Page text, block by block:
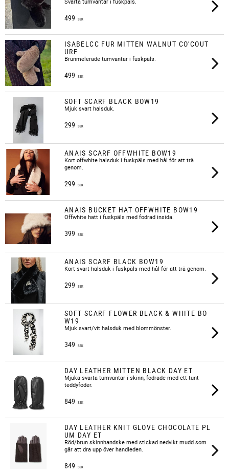
499 SEK
ISABELCC FUR MITTEN WALNUT CO'COUT
URE
Brunmelerade tumvantar i fuskpäls.
499 SEK
SOFT SCARF BLACK BOW19
Mjuk svart halsduk.
299 SEK
ANAIS SCARF OFFWHITE BOW19
​Kort offwhite halsduk i fuskpäls med hål för att trä
genom.
299 SEK
ANAIS BUCKET HAT OFFWHITE BOW19
Offwhite hatt i fuskpäls med fodrad insida.
399 SEK
ANAIS SCARF BLACK BOW19
​Kort svart halsduk i fuskpäls med hål för att trä genom.
299 SEK
SOFT SCARF FLOWER BLACK & WHITE BO
W19
Mjuk svart/vit halsduk med blommönster.
349 SEK
DAY LEATHER MITTEN BLACK DAY ET
Mjuka svarta tumvantar i skinn, fodrade med ett tunt
teddyfoder.
849 SEK
DAY LEATHER KNIT GLOVE CHOCOLATE PL
UM DAY ET
​Röd/brun skinnhandske med stickad nedvikt mudd som
går att dra upp över handleden.
849 SEK